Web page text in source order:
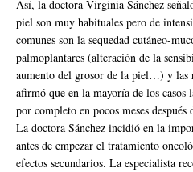
Así, la doctora Virginia Sánchez
piel son muy habituales pero de
comunes son la sequedad cutáneo-
palmoplantares (alteración de la
aumento del grosor de la piel…) y las
afirmó que en la mayoría de los casos
por completo en pocos meses
La doctora Sánchez incidió en la
antes de empezar el tratamiento
efectos secundarios. La especialista